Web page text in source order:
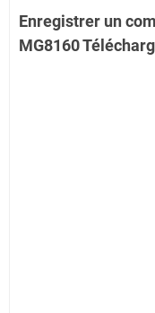
Enregistrer un
MG8160